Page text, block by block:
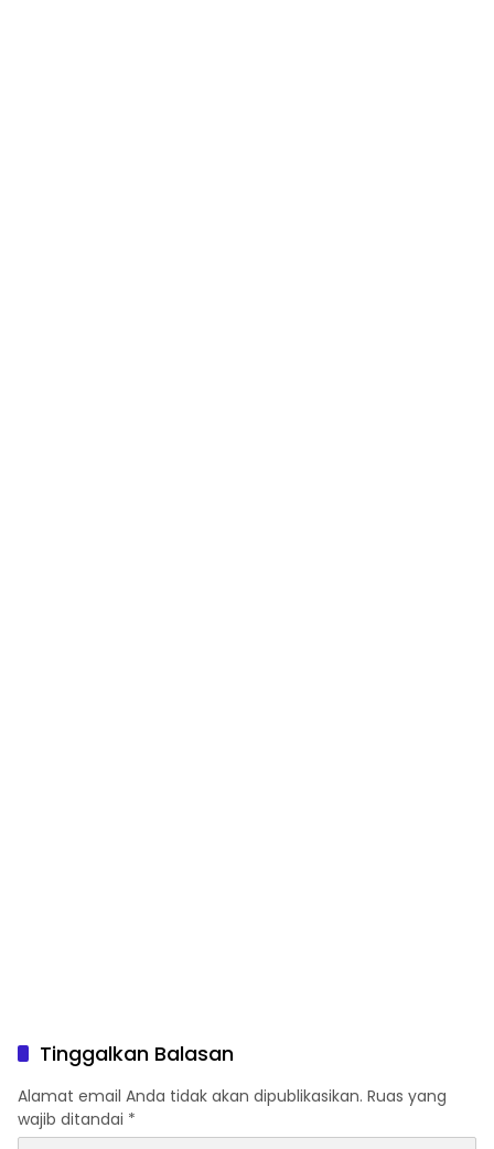
Tinggalkan Balasan
Alamat email Anda tidak akan dipublikasikan. Ruas yang
wajib ditandai *